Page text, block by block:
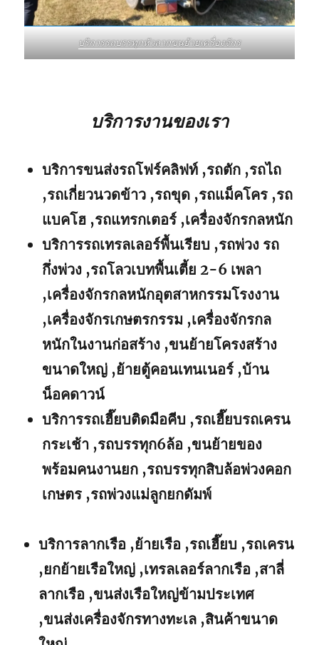
บริการรถบรรทุกหัวลากขนย้ายเครื่องจักร
บริการงานของเรา
บริการขนส่งรถโฟร์คลิฟท์ ,รถตัก ,รถไถ
,รถเกี่ยวนวดข้าว ,รถขุด ,รถแม็คโคร ,รถ
แบคโฮ ,รถแทรกเตอร์ ,เครื่องจักรกลหนัก
บริการรถเทรลเลอร์พื้นเรียบ ,รถพ่วง รถ
กึ่งพ่วง ,รถโลวเบทพื้นเตี้ย 2-6 เพลา
,เครื่องจักรกลหนักอุตสาหกรรมโรงงาน
,เครื่องจักรเกษตรกรรม ,เครื่องจักรกล
หนักในงานก่อสร้าง ,ขนย้ายโครงสร้าง
ขนาดใหญ่ ,ย้ายตู้คอนเทนเนอร์ ,บ้าน
น็อคดาวน์
บริการรถเฮี๊ยบติดมือคีบ ,รถเฮี๊ยบรถเครน
กระเช้า ,รถบรรทุก6ล้อ ,ขนย้ายของ
พร้อมคนงานยก ,รถบรรทุกสิบล้อพ่วงคอก
เกษตร ,รถพ่วงแม่ลูกยกดัมพ์
บริการลากเรือ ,ย้ายเรือ ,รถเฮี๊ยบ ,รถเครน
,ยกย้ายเรือใหญ่ ,เทรลเลอร์ลากเรือ ,สาลี่
ลากเรือ ,ขนส่งเรือใหญ่ข้ามประเทศ
,ขนส่งเครื่องจักรทางทะเล ,สินค้าขนาด